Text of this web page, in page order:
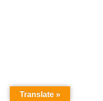
Translate »